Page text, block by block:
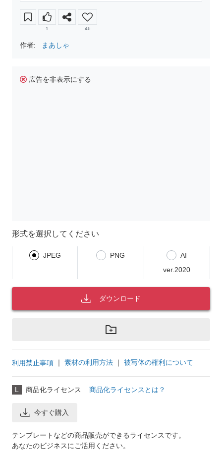
1 46
作者: まあしゃ
広告を非表示にする
形式を選択してください
JPEG PNG
AI
ver.2020
ダウンロード
利用禁止事項 ｜ 素材の利用方法 ｜ 被写体の権利について
L 商品化ライセンス 商品化ライセンスとは？
今すぐ購入
テンプレートなどの商品販売ができるライセンスです。
あなたのビジネスにご活用ください。